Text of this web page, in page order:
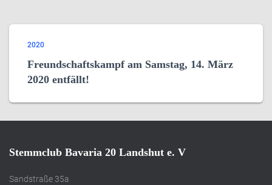
2020
Freundschaftskampf am Samstag, 14. März
2020 entfällt!
Stemmclub Bavaria 20 Landshut e. V
Sandstraße 35a